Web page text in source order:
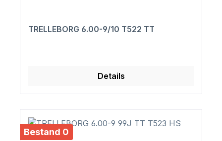
TRELLEBORG 6.00-9/10 T522 TT
Details
Bestand 0